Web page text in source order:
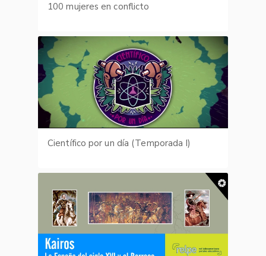
100 mujeres en conflicto
Científico por un día (Temporada I)